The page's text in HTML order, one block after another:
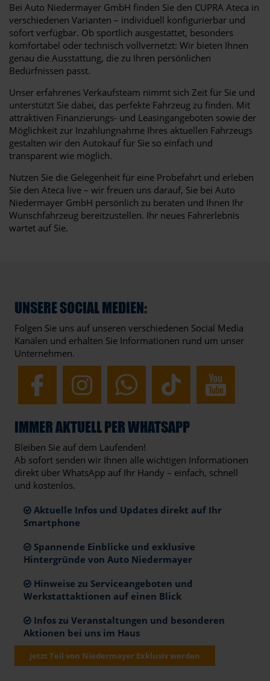
Bei Auto Niedermayer GmbH finden Sie den CUPRA Ateca in
verschiedenen Varianten – individuell konfigurierbar und
sofort verfügbar. Ob sportlich ausgestattet, besonders
komfortabel oder technisch vollvernetzt: Wir bieten Ihnen
genau die Ausstattung, die zu Ihren persönlichen
Bedürfnissen passt.
Unser erfahrenes Verkaufsteam nimmt sich Zeit für Sie und
unterstützt Sie dabei, das perfekte Fahrzeug zu finden. Mit
attraktiven Finanzierungs- und Leasingangeboten sowie der
Möglichkeit zur Inzahlungnahme Ihres aktuellen Fahrzeugs
gestalten wir den Autokauf für Sie so einfach und
transparent wie möglich.
Nutzen Sie die Gelegenheit für eine Probefahrt und erleben
Sie den Ateca live – wir freuen uns darauf, Sie bei Auto
Niedermayer GmbH persönlich zu beraten und Ihnen Ihr
Wunschfahrzeug bereitzustellen. Ihr neues Fahrerlebnis
wartet auf Sie.
UNSERE SOCIAL MEDIEN:
Folgen Sie uns auf unseren verschiedenen Social Media
Kanälen und erhalten Sie Informationen rund um unser
Unternehmen.
IMMER AKTUELL PER WHATSAPP
Bleiben Sie auf dem Laufenden!
Ab sofort senden wir Ihnen alle wichtigen Informationen
direkt über WhatsApp auf Ihr Handy – einfach, schnell
und kostenlos.
Aktuelle Infos und Updates direkt auf Ihr
Smartphone
Spannende Einblicke und exklusive
Hintergründe von Auto Niedermayer
Hinweise zu Serviceangeboten und
Werkstattaktionen auf einen Blick
Infos zu Veranstaltungen und besonderen
Aktionen bei uns im Haus
Jetzt Teil von Niedermayer Exklusiv werden